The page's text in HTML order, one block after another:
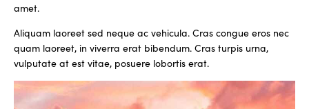
amet.
Aliquam laoreet sed neque ac vehicula. Cras congue eros nec
quam laoreet, in viverra erat bibendum. Cras turpis urna,
vulputate at est vitae, posuere lobortis erat.